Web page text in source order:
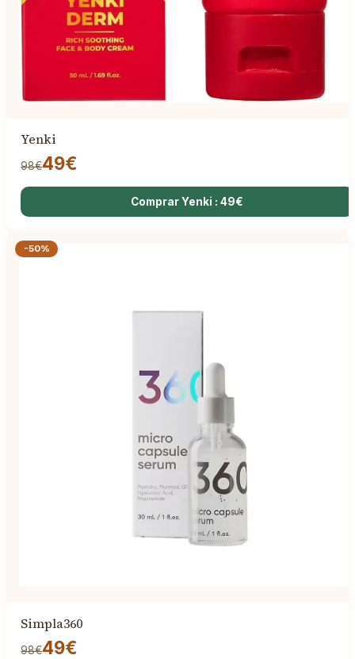
Yenki
98€49€
Comprar Yenki : 49€
-50%
Simpla360
98€49€